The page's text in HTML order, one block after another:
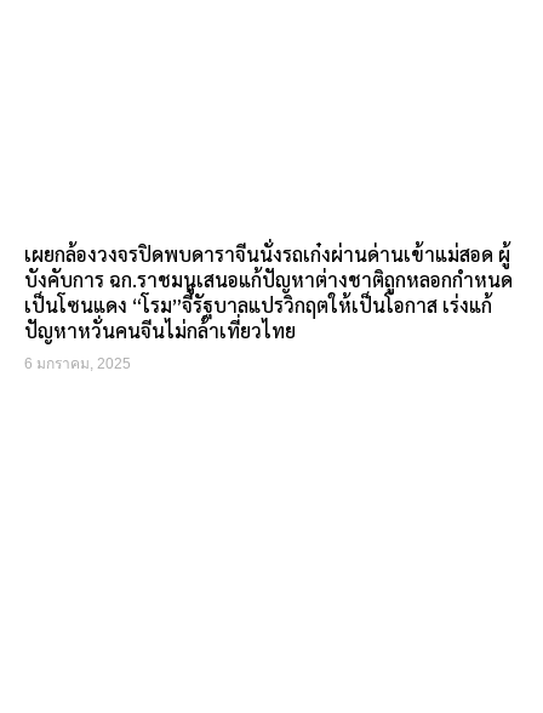
เผยกล้องวงจรปิดพบดาราจีนนั่งรถเก๋งผ่านด่านเข้าแม่สอด ผู้
บังคับการ ฉก.ราชมนูเสนอแก้ปัญหาต่างชาติถูกหลอกกำหนด
เป็นโซนแดง “โรม”จี้รัฐบาลแปรวิกฤตให้เป็นโอกาส เร่งแก้
ปัญหาหวั่นคนจีนไม่กล้าเที่ยวไทย
6 มกราคม, 2025